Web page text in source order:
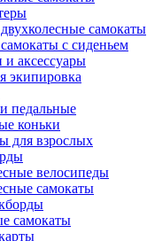
самокаты
с сиденьем
и аксессуары
экипировка
педальные
коньки
для взрослых
велосипеды
самокаты
самокаты